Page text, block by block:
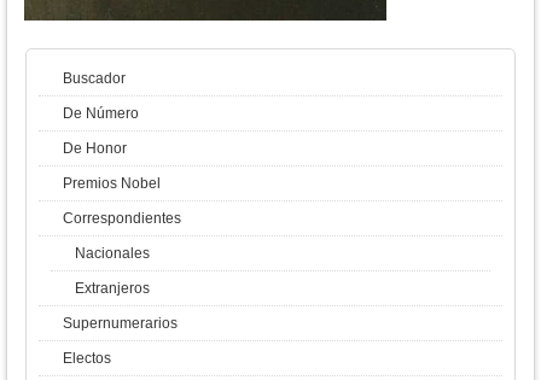
Buscador
De Número
De Honor
Premios Nobel
Correspondientes
Nacionales
Extranjeros
Supernumerarios
Electos